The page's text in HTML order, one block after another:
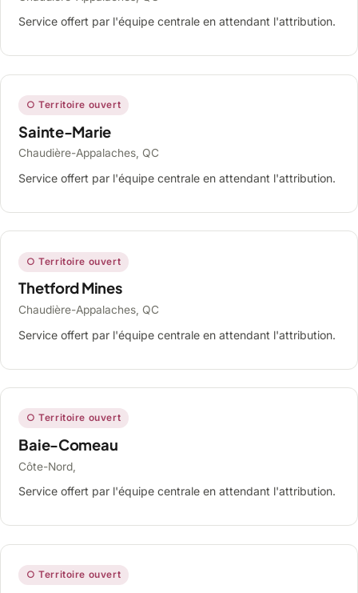
Service offert par l'équipe centrale en attendant l'attribution.
○ Territoire ouvert
Sainte-Marie
Chaudière-Appalaches, QC
Service offert par l'équipe centrale en attendant l'attribution.
○ Territoire ouvert
Thetford Mines
Chaudière-Appalaches, QC
Service offert par l'équipe centrale en attendant l'attribution.
○ Territoire ouvert
Baie-Comeau
Côte-Nord,
Service offert par l'équipe centrale en attendant l'attribution.
○ Territoire ouvert